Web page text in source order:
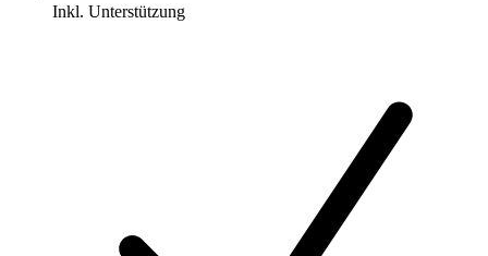
Inkl. Unterstützung